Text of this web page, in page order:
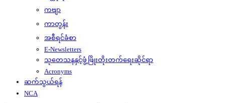
ကဗျာ
ကာတွန်း
အစီရင်ခံစာ
E-Newsletters
သုတေသနနှင့်ဖွံ့ဖြိုးတိုးတက်ရေးဆိုင်ရာ
Acronyms
ဆက်သွယ်ရန်
NCA